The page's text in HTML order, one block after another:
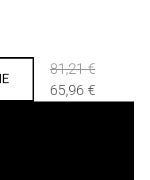
81,21 €
65,96 €